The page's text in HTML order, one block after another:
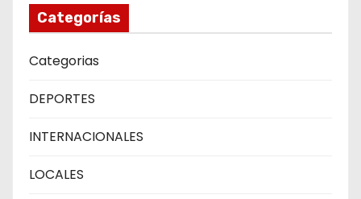
Categorías
Categorias
DEPORTES
INTERNACIONALES
LOCALES